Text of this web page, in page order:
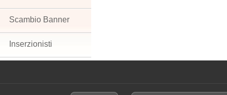
Scambio Banner
Inserzionisti